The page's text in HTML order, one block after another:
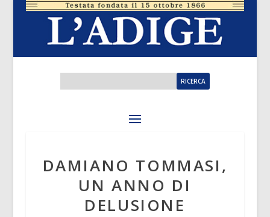
DAMIANO TOMMASI,
UN ANNO DI
DELUSIONE